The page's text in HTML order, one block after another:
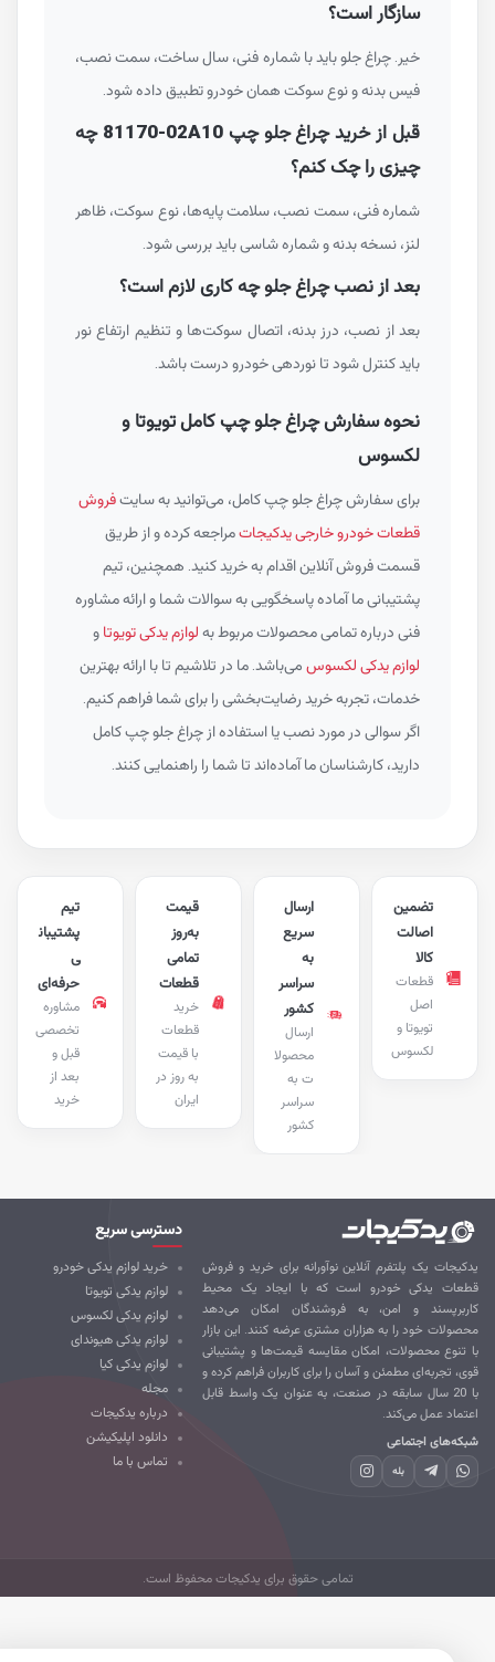
سازگار است؟
خیر. چراغ جلو باید با شماره فنی، سال ساخت، سمت نصب،
فیس بدنه و نوع سوکت همان خودرو تطبیق داده شود.
قبل از خرید چراغ جلو چپ81170-02A10 چه
چیزی را چک کنم؟
شماره فنی، سمت نصب، سلامت پایه‌ها، نوع سوکت، ظاهر
لنز، نسخه بدنه و شماره شاسی باید بررسی شود.
بعد از نصب چراغ جلو چه کاری لازم است؟
بعد از نصب، درز بدنه، اتصال سوکت‌ها و تنظیم ارتفاع نور
باید کنترل شود تا نوردهی خودرو درست باشد.
نحوه سفارش چراغ جلو چپ کامل تویوتا و
لکسوس
برای سفارش چراغ جلو چپ کامل، می‌توانید به سایتفروش
قطعات خودرو خارجی یدکیجاتمراجعه کرده و از طریق
قسمت فروش آنلاین اقدام به خرید کنید. همچنین، تیم
پشتیبانی ما آماده پاسخگویی به سوالات شما و ارائه مشاوره
فنی درباره تمامی محصولات مربوط بهلوازم یدکی تویوتاو
لوازم یدکی لکسوسمی‌باشد. ما در تلاشیم تا با ارائه بهترین
خدمات، تجربه خرید رضایت‌بخشی را برای شما فراهم کنیم.
اگر سوالی در مورد نصب یا استفاده از چراغ جلو چپ کامل
دارید، کارشناسان ما آماده‌اند تا شما را راهنمایی کنند.
پشتیبان
حرفه‌ای
مشاوره
تخصصی
قبل و
بعد از
خرید
قیمت
به‌روز
تمامی
قطعات
خرید
قطعات
با قیمت
به روز در
ایران
ارسال
سریع
سراسر
کشور
ارسال
محصولا
ت به
سراسر
کشور
تضمین
اصالت
قطعات
تویوتا و
لکسوس
یک پلتفرم آنلاین نوآورانه برای خرید و فروش
یدکی خودرو است که با ایجاد یک محیط
و امن، به فروشندگان امکان می‌دهد
خود را به هزاران مشتری عرضه کنند. این بازار
تنوع محصولات، امکان مقایسه قیمت‌ها و پشتیبانی
تجربه‌ای مطمئن و آسان را برای کاربران فراهم کرده و
با 20 سال سابقه در صنعت، به عنوان یک واسط قابل
عمل می‌کند.
اجتماعی
بله
دسترسی سریع
خرید لوازم یدکی خودرو
لوازم یدکی تویوتا
لوازم یدکی لکسوس
لوازم یدکی هیوندای
لوازم یدکی کیا
مجله
درباره یدکیجات
دانلود اپلیکیشن
تماس با ما
تمامی حقوق برای یدکیجات محفوظ است.